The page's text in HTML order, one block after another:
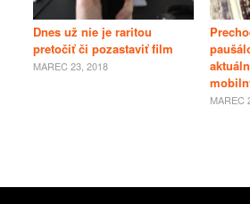
Dnes už nie je raritou
pretočiť či pozastaviť film
MAREC 23, 2018
MAREC